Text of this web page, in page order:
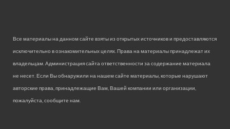
Все материалы на данном сайте взяты из открытых источников и предоставляются
исключительно в ознакомительных целях. Права на материалы принадлежат их
владельцам. Администрация сайта ответственности за содержание материала
не несет. Если Вы обнаружили на нашем сайте материалы, которые нарушают
авторские права, принадлежащие Вам, Вашей компании или организации,
пожалуйста, сообщите нам.